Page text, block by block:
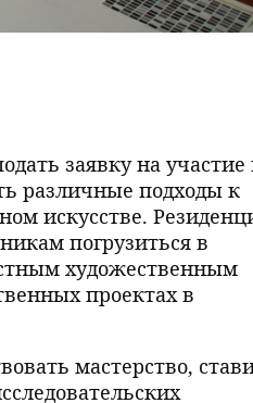
заявку на участие
различные подходы к
искусстве.
погрузиться в
художественным
проектах в
мастерство,